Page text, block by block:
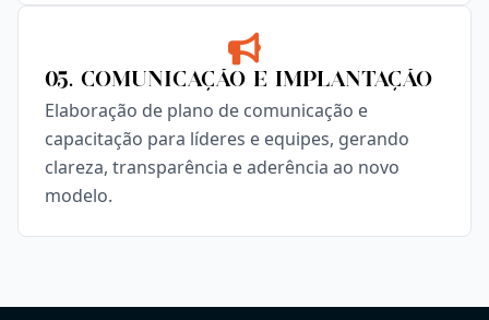
05. Comunicação e Implantação
Elaboração de plano de comunicação e
capacitação para líderes e equipes, gerando
clareza, transparência e aderência ao novo
modelo.